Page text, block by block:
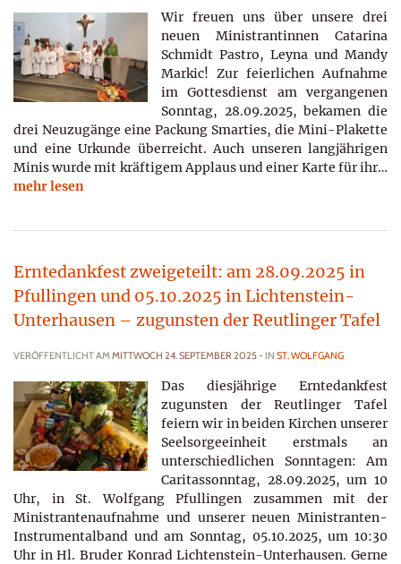
Wir freuen uns über unsere drei
neuen Ministrantinnen Catarina
Schmidt Pastro, Leyna und Mandy
Markic! Zur feierlichen Aufnahme
im Gottesdienst am vergangenen
Sonntag, 28.09.2025, bekamen die
drei Neuzugänge eine Packung Smarties, die Mini-Plakette
und eine Urkunde überreicht. Auch unseren langjährigen
Minis wurde mit kräftigem Applaus und einer Karte für ihr…
mehr lesen
Erntedankfest zweigeteilt: am 28.09.2025 in
Pfullingen und 05.10.2025 in Lichtenstein-
Unterhausen – zugunsten der Reutlinger Tafel
VERÖFFENTLICHT AMMITTWOCH 24. SEPTEMBER 2025- IN ST. WOLFGANG
Das diesjährige Erntedankfest
zugunsten der Reutlinger Tafel
feiern wir in beiden Kirchen unserer
Seelsorgeeinheit erstmals an
unterschiedlichen Sonntagen: Am
Caritassonntag, 28.09.2025, um 10
Uhr, in St. Wolfgang Pfullingen zusammen mit der
Ministrantenaufnahme und unserer neuen Ministranten-
Instrumentalband und am Sonntag, 05.10.2025, um 10:30
Uhr in Hl. Bruder Konrad Lichtenstein-Unterhausen. Gerne